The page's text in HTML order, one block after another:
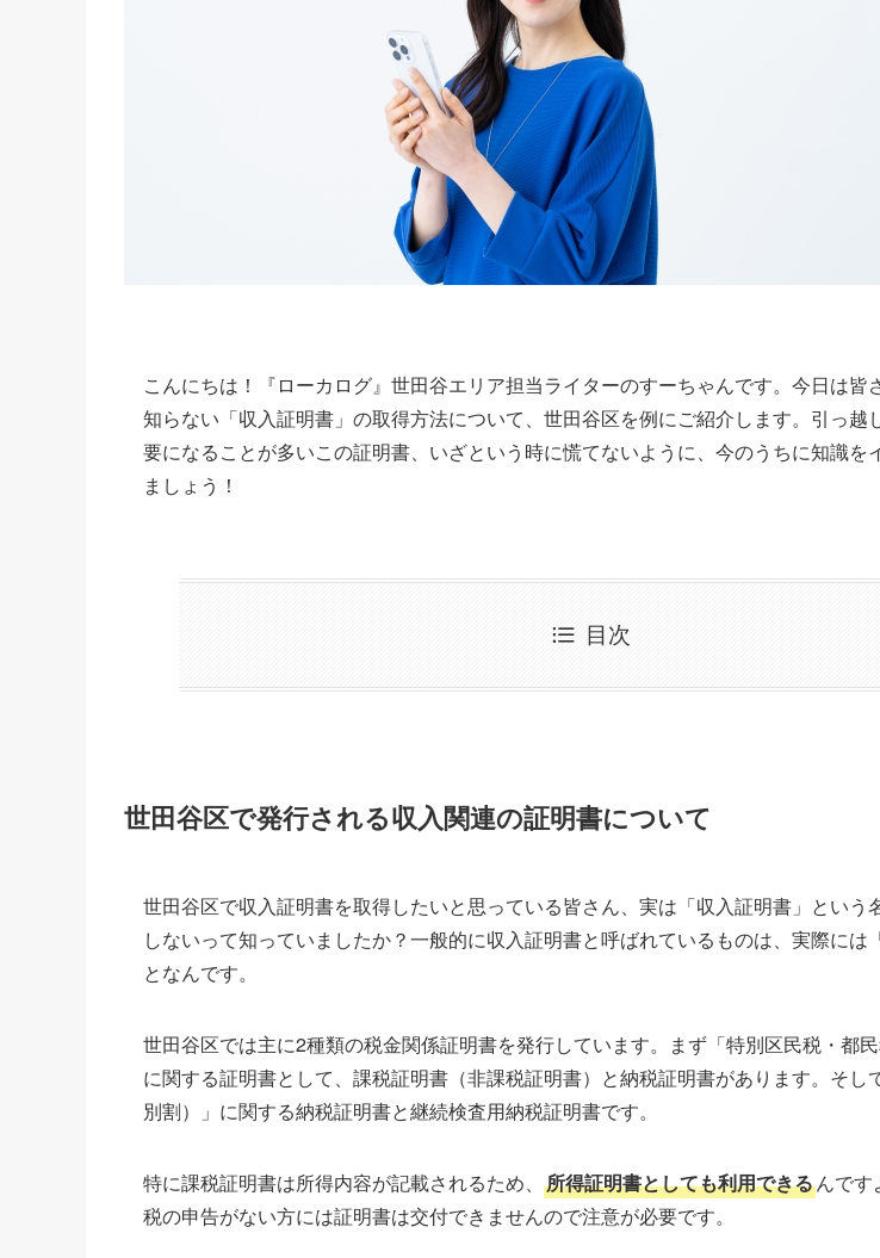
こんにちは！『ローカログ』世田谷エリア担当ライターのすーちゃんです。今日は皆
知らない「収入証明書」の取得方法について、世田谷区を例にご紹介します。引っ越
要になることが多いこの証明書、いざという時に慌てないように、今のうちに知識を
ましょう！
目次
世田谷区で発行される収入関連の証明書について
世田谷区で収入証明書を取得したいと思っている皆さん、実は「収入証明書」という
しないって知っていましたか？一般的に収入証明書と呼ばれているものは、実際には
となんです。
世田谷区では主に2種類の税金関係証明書を発行しています。まず「特別区民税・都民
に関する証明書として、課税証明書（非課税証明書）と納税証明書があります。そし
別割）」に関する納税証明書と継続検査用納税証明書です。
特に課税証明書は所得内容が記載されるため、 所得証明書としても利用できるんです
税の申告がない方には証明書は交付できませんので注意が必要です。